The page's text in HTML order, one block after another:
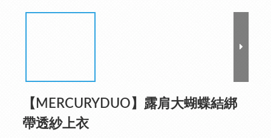
【MERCURYDUO】露肩大蝴蝶結綁
帶透紗上衣